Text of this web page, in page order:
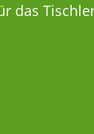
das